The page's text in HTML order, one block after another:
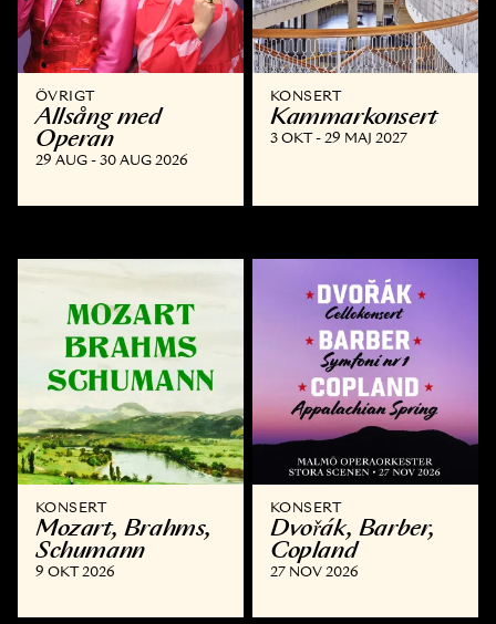
ÖVRIGT
Allsång med
Operan
29 AUG - 30 AUG 2026
KONSERT
Kammar­konsert
3 OKT - 29 MAJ 2027
KONSERT
Mozart, Brahms,
Schumann
9 OKT 2026
KONSERT
Dvořák, Barber,
Copland
27 NOV 2026